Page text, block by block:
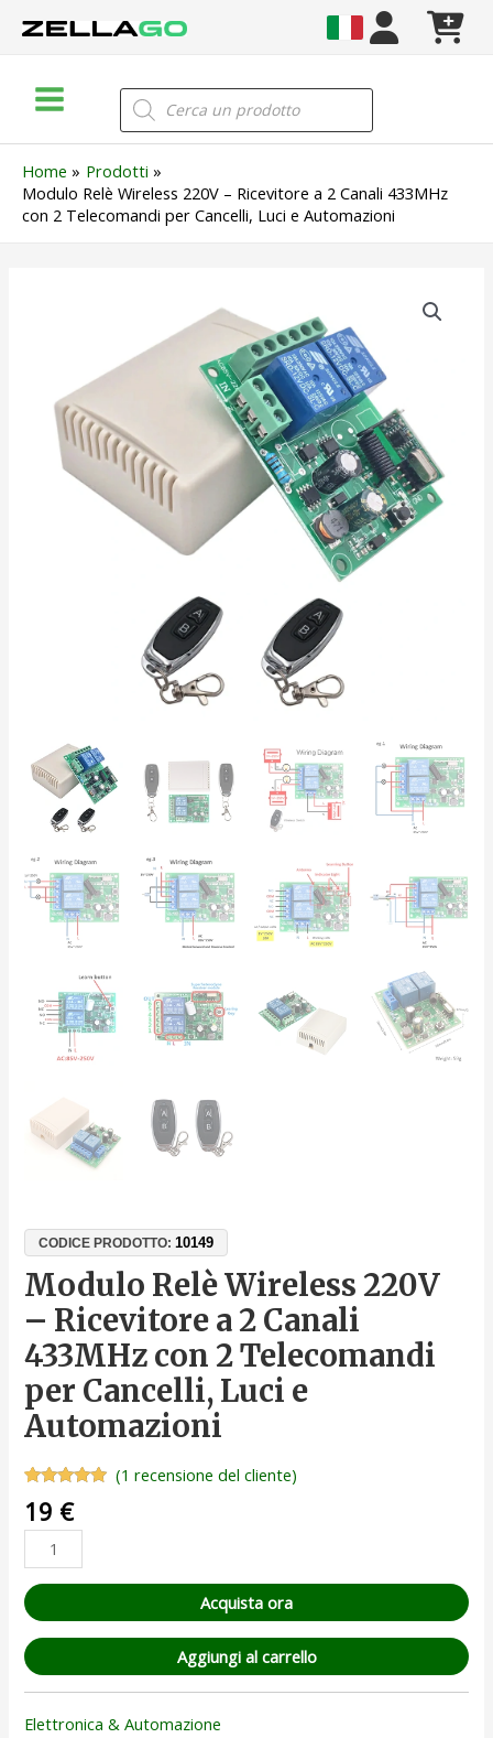
Menu
Products
search
Home
Prodotti
Modulo Relè Wireless 220V – Ricevitore a 2 Canali 433MHz
con 2 Telecomandi per Cancelli, Luci e Automazioni
CODICE PRODOTTO:10149
Modulo Relè Wireless 220V
– Ricevitore a 2 Canali
433MHz con 2 Telecomandi
per Cancelli, Luci e
Automazioni
Valutato
5.00 su 5
su base
1
recensioni
(1 recensione del cliente)
19 €
Ricevitore
quantità
Acquista ora
Aggiungi al carrello
Elettronica & Automazione